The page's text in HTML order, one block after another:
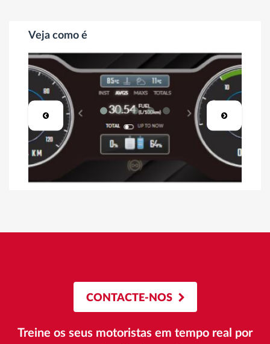
Veja como é
CONTACTE-NOS
Treine os seus motoristas em tempo real por